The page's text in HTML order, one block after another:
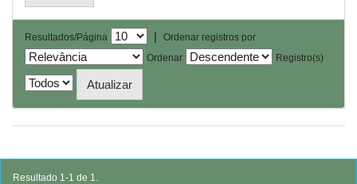
Resultados/Página |
Ordenar registros por
Ordenar
Registro(s)
Resultado 1-1 de 1.